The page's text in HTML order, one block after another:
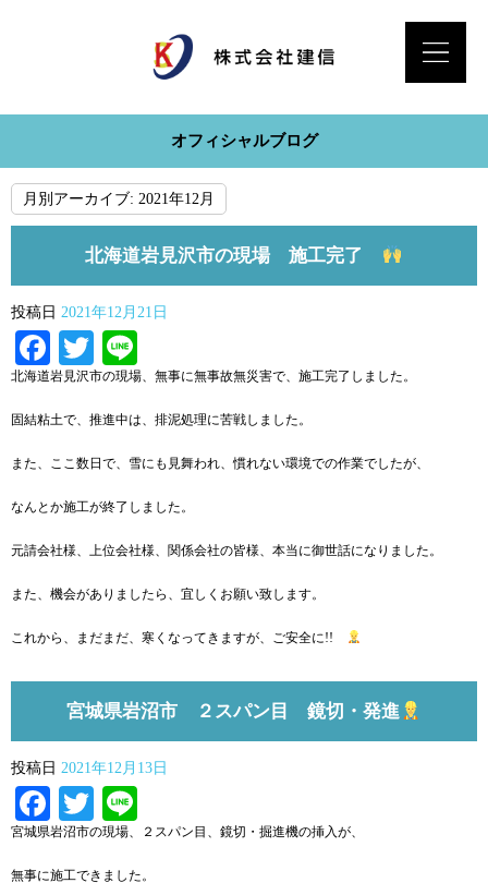
オフィシャルブログ
月別アーカイブ: 2021年12月
北海道岩見沢市の現場 施工完了
投稿日 2021年12月21日
Facebook
Twitter
北海道岩見沢市の現場、無事に無事故無災害で、施工完了しました。
固結粘土で、推進中は、排泥処理に苦戦しました。
また、ここ数日で、雪にも見舞われ、慣れない環境での作業でしたが、
なんとか施工が終了しました。
元請会社様、上位会社様、関係会社の皆様、本当に御世話になりました。
また、機会がありましたら、宜しくお願い致します。
これから、まだまだ、寒くなってきますが、ご安全に!!
宮城県岩沼市 ２スパン目 鏡切・発進
投稿日 2021年12月13日
Facebook
Twitter
宮城県岩沼市の現場、２スパン目、鏡切・掘進機の挿入が、
無事に施工できました。